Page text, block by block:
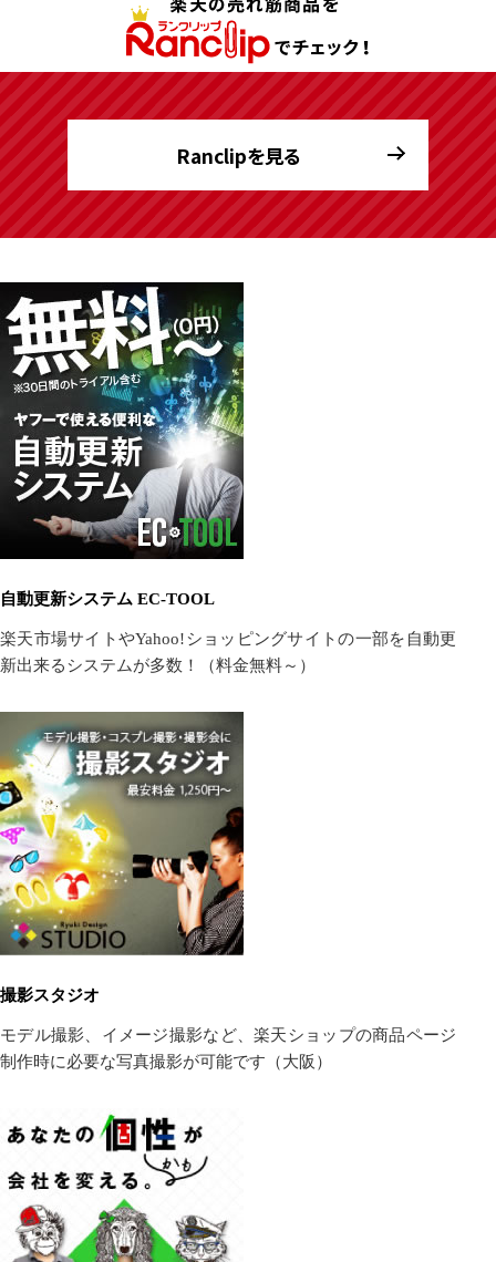
Ranclipを見る
自動更新システム EC-TOOL
楽天市場サイトやYahoo!ショッピングサイトの一部を自動更
新出来るシステムが多数！（料金無料～）
撮影スタジオ
モデル撮影、イメージ撮影など、楽天ショップの商品ページ
制作時に必要な写真撮影が可能です（大阪）